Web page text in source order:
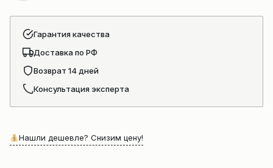
Гарантия качества
Доставка по РФ
Возврат 14 дней
Консультация эксперта
Нашли дешевле? Снизим цену!